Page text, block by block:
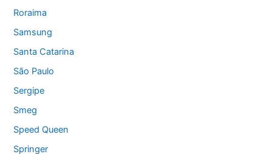
Roraima
Samsung
Santa Catarina
São Paulo
Sergipe
Smeg
Speed Queen
Springer